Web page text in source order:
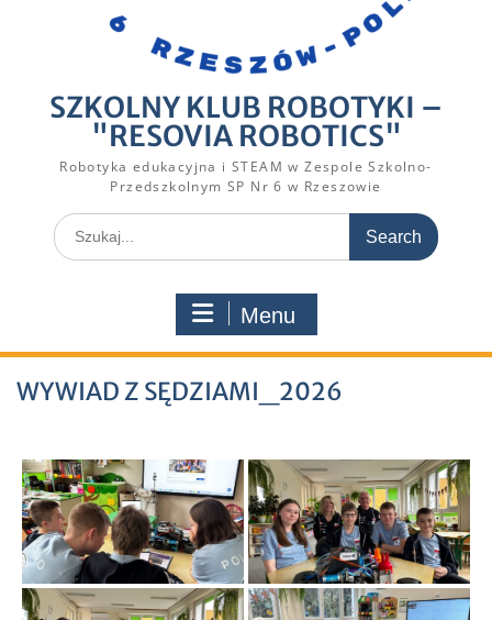
SZKOLNY KLUB ROBOTYKI –
"RESOVIA ROBOTICS"
Robotyka edukacyjna i STEAM w Zespole Szkolno-
Przedszkolnym SP Nr 6 w Rzeszowie
Search
for:
Menu
WYWIAD Z SĘDZIAMI_2026